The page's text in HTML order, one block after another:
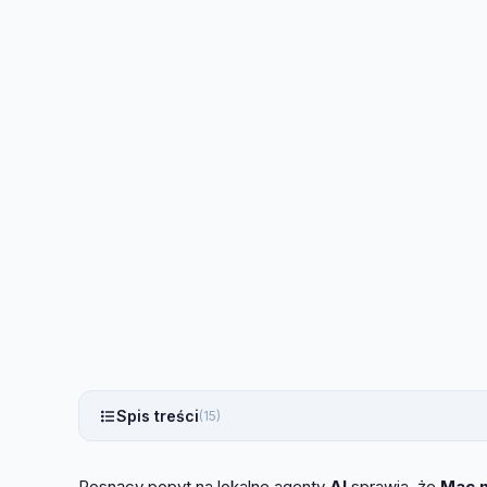
Spis treści(15)